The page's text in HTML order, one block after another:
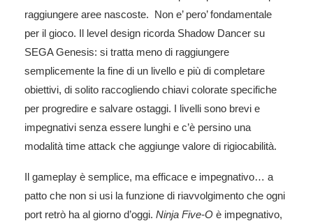
raggiungere aree nascoste. Non e’ pero’ fondamentale
per il gioco. Il level design ricorda Shadow Dancer su
SEGA Genesis: si tratta meno di raggiungere
semplicemente la fine di un livello e più di completare
obiettivi, di solito raccogliendo chiavi colorate specifiche
per progredire e salvare ostaggi. I livelli sono brevi e
impegnativi senza essere lunghi e c’è persino una
modalità time attack che aggiunge valore di rigiocabilità.
Il gameplay è semplice, ma efficace e impegnativo… a
patto che non si usi la funzione di riavvolgimento che ogni
port retrò ha al giorno d’oggi. Ninja Five-O è impegnativo,